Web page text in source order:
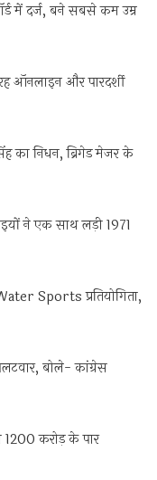
में दर्ज, बने सबसे कम उम्र
ऑनलाइन और पारदर्शी
का निधन, ब्रिगेड मेजर के
ने एक साथ लड़ी 1971
Sports प्रतियोगिता,
बोले- कांग्रेस
1200 करोड़ के पार